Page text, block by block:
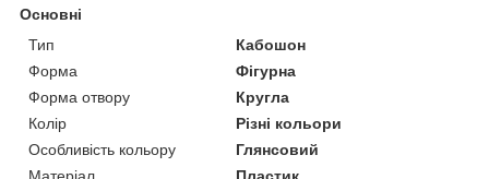
Основні
Тип
Кабошон
Форма
Фігурна
Форма отвору
Кругла
Колір
Різні кольори
Особливість кольору
Глянсовий
Матеріал
Пластик